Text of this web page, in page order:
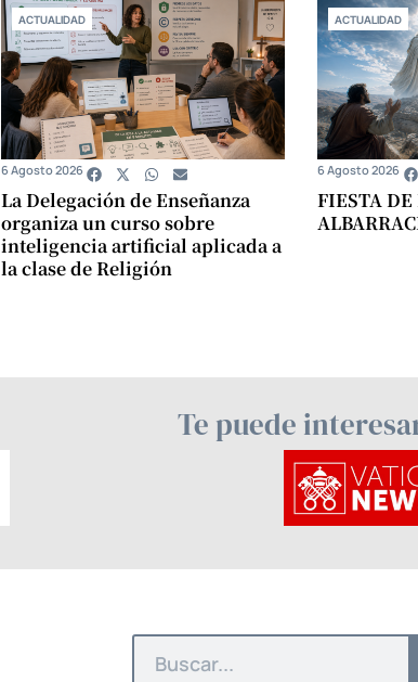
ACTUALIDAD
La Delegación de Enseñanza
organiza un curso sobre
inteligencia artificial aplicada a
la clase de Religión
6 Agosto 2026
ACTUALIDAD
FIESTA
6 Agosto 2026
Te puede